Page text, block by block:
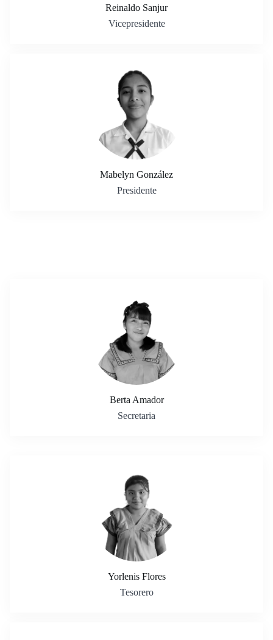
Reinaldo Sanjur
Vicepresidente
Mabelyn González
Presidente
Berta Amador
Secretaria
Yorlenis Flores
Tesorero